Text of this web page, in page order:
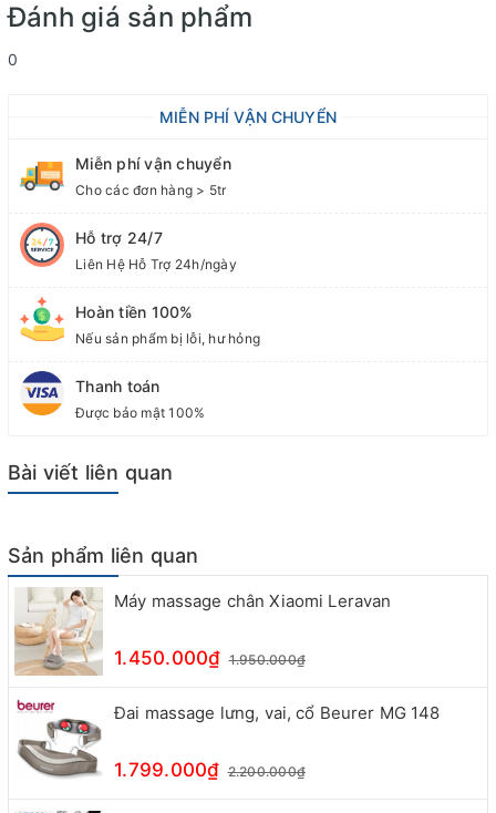
Đánh giá sản phẩm
0
MIỄN PHÍ VẬN CHUYỂN
Miễn phí vận chuyển
Cho các đơn hàng > 5tr
Hỗ trợ 24/7
Liên Hệ Hỗ Trợ 24h/ngày
Hoàn tiền 100%
Nếu sản phẩm bị lỗi, hư hỏng
Thanh toán
Được bảo mật 100%
Bài viết liên quan
Sản phẩm liên quan
Máy massage chân Xiaomi Leravan
1.450.000₫ 1.950.000₫
Đai massage lưng, vai, cổ Beurer MG 148
1.799.000₫ 2.200.000₫